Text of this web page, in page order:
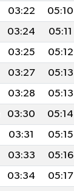
03:22 05:10
03:24 05:11
03:25 05:12
03:27 05:13
03:28 05:13
03:30 05:14
03:31 05:15
03:33 05:16
03:34 05:17